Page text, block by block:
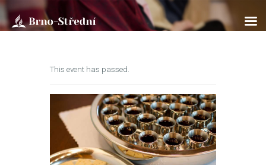
ÚVOD
O NÁS
BOHOSLUŽBY
SOBOTNÍ ŠKOLA
KLUB PATHFINDER
This event has passed.